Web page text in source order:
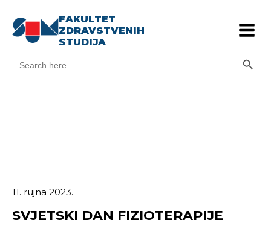
FAKULTET
ZDRAVSTVENIH
STUDIJA
for:
11. rujna 2023.
SVJETSKI DAN FIZIOTERAPIJE